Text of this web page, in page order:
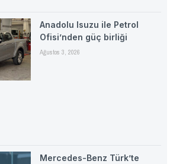
Anadolu Isuzu ile Petrol
Ofisi’nden güç birliği
Ağustos 3, 2026
Mercedes-Benz Türk’te